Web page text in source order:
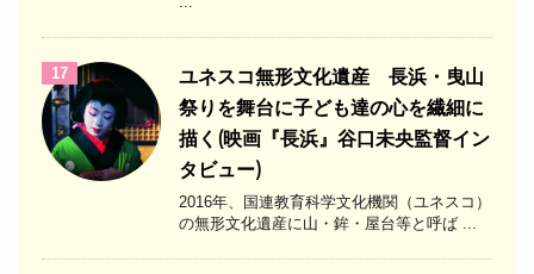
17
ユネスコ無形文化遺産 長浜・曳山
祭りを舞台に子ども達の心を繊細に
描く(映画『長浜』谷口未央監督イン
タビュー)
2016年、国連教育科学文化機関（ユネスコ）
の無形文化遺産に山・鉾・屋台等と呼ば ...